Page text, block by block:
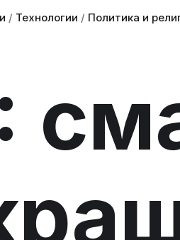
/ Технологии / Политика и